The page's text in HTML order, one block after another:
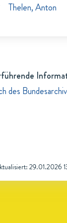
Thelen, Anton
des
29.01.2026